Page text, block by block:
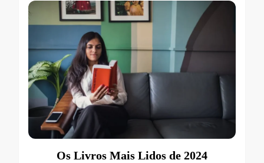
Os Livros Mais Lidos de 2024